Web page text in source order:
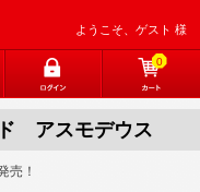
ようこそ、ゲスト 様
0
アスモデウス
売！